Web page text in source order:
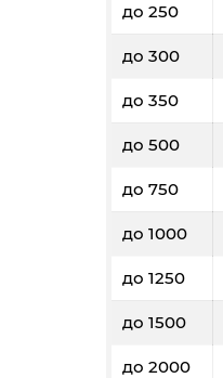
до 250
до 300
до 350
до 500
до 750
до 1000
до 1250
до 1500
до 2000